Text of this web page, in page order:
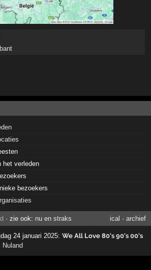
het verleden
bezoekers
· zie ook: nu en straks ical · archief
24 januari 2025:We All Love 80's 90's 00's
Nuland